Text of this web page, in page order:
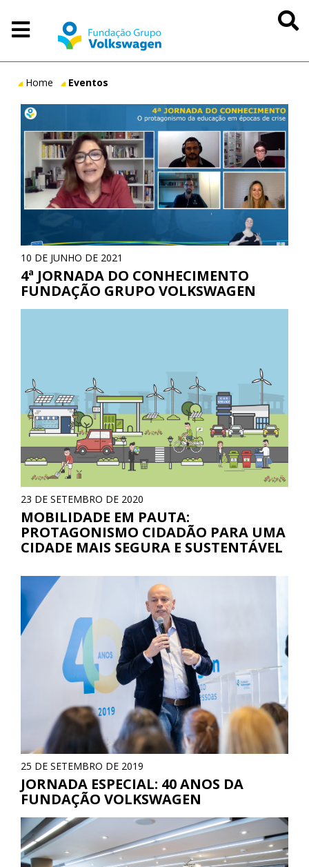
MENU PRINCIPAL
estáHome Eventos
EVENTOS
10 DE JUNHO DE 2021
4ª JORNADA DO CONHECIMENTO
FUNDAÇÃO GRUPO VOLKSWAGEN
23 DE SETEMBRO DE 2020
MOBILIDADE EM PAUTA:
PROTAGONISMO CIDADÃO PARA UMA
CIDADE MAIS SEGURA E SUSTENTÁVEL
25 DE SETEMBRO DE 2019
JORNADA ESPECIAL: 40 ANOS DA
FUNDAÇÃO VOLKSWAGEN